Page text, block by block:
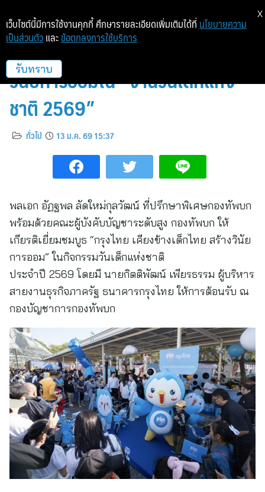
กรุงไทย ปลุกพลังเด็กไทย สร้าง
วินัยการออมใน “งานวันเด็กแห่ง
ชาติ 2569”
ทั่วไป 13 ม.ค. 69 15:37
พลเอก อัฏฐพล ลัดใหม่กุลวัฒน์ ที่ปรึกษาพิเศษกองทัพบก
พร้อมด้วยคณะผู้บังคับบัญชาระดับสูง กองทัพบก ให้
เกียรติเยี่ยมชมบูธ “กรุงไทย เคียงข้างเด็กไทย สร้างวินัย
การออม” ในกิจกรรมวันเด็กแห่งชาติ
ประจำปี 2569 โดยมี นายกิตติพัฒน์ เพียรธรรม ผู้บริหาร
สายงานธุรกิจภาครัฐ ธนาคารกรุงไทย ให้การต้อนรับ ณ
กองบัญชาการกองทัพบก
เว็บไซต์นี้มีการใช้งานคุกกี้ ศึกษารายละเอียดเพิ่มเติมได้ที่ นโยบายความ
เป็นส่วนตัว และ ข้อตกลงการใช้บริการ
รับทราบ
X